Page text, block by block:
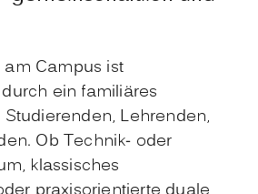
Campus ist
ein familiäres
Lehrenden,
Ob Technik- oder
klassisches